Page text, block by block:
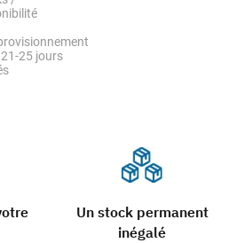
Un stock permanent
inégalé
25 jours